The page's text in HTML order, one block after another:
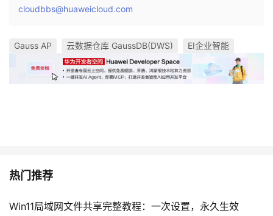
cloudbbs@huaweicloud.com
Gauss AP 云数据仓库 GaussDB(DWS) EI企业智能
热门推荐
Win11局域网文件共享完整教程：一次设置，永久生效